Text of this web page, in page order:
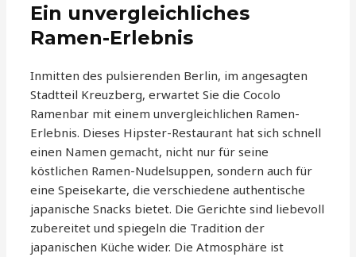
Ein unvergleichliches
Ramen-Erlebnis
Inmitten des pulsierenden Berlin, im angesagten
Stadtteil Kreuzberg, erwartet Sie die Cocolo
Ramenbar mit einem unvergleichlichen Ramen-
Erlebnis. Dieses Hipster-Restaurant hat sich schnell
einen Namen gemacht, nicht nur für seine
köstlichen Ramen-Nudelsuppen, sondern auch für
eine Speisekarte, die verschiedene authentische
japanische Snacks bietet. Die Gerichte sind liebevoll
zubereitet und spiegeln die Tradition der
japanischen Küche wider. Die Atmosphäre ist